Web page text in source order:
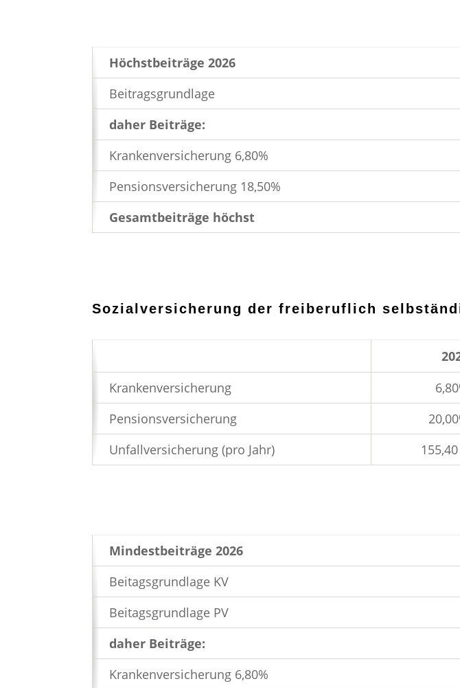
Höchstbeiträge 2026
Beitragsgrundlage
daher Beiträge:
Krankenversicherung 6,80%
Pensionsversicherung 18,50%
Gesamtbeiträge höchst
Sozialversicherung der freiberuflich
Krankenversicherung
Pensionsversicherung
Unfallversicherung (pro Jahr)
Mindestbeiträge 2026
Beitagsgrundlage KV
Beitagsgrundlage PV
daher Beiträge:
Krankenversicherung 6,80%